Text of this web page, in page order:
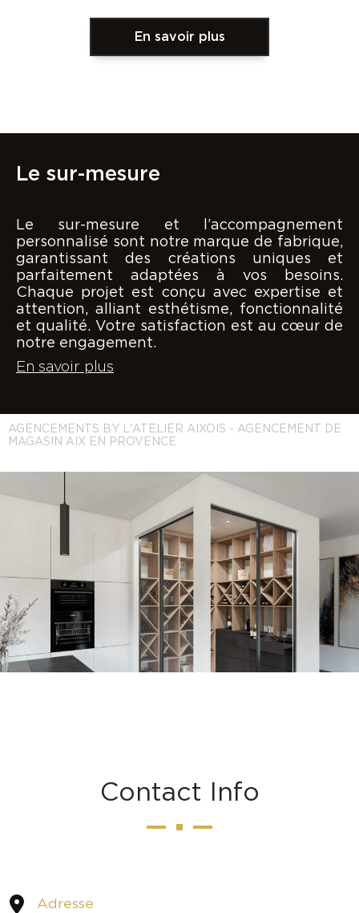
En savoir plus
Le sur-mesure
Le sur-mesure et l’accompagnement
personnalisé sont notre marque de fabrique,
garantissant des créations uniques et
parfaitement adaptées à vos besoins.
Chaque projet est conçu avec expertise et
attention, alliant esthétisme, fonctionnalité
et qualité. Votre satisfaction est au cœur de
notre engagement.
En savoir plus
AGENCEMENTS BY L'ATELIER AIXOIS - AGENCEMENT DE
MAGASIN AIX EN PROVENCE
Contact Info
Adresse